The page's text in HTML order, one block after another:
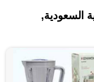
السعودية,